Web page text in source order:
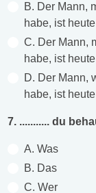
B. Der Mann,
habe, ist
C. Der Mann,
habe, ist
D. Der Mann,
habe, ist
7. ........... du
A. Was
B. Das
C. Wer